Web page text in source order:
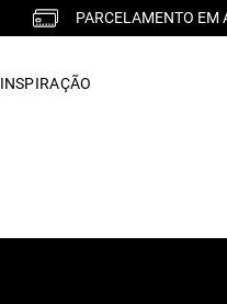
PARCELAMENTO EM
INSPIRAÇÃO